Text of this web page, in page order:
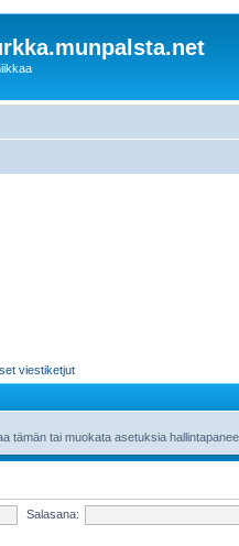
viestiketjut
tämän tai muokata asetuksia
Salasana: